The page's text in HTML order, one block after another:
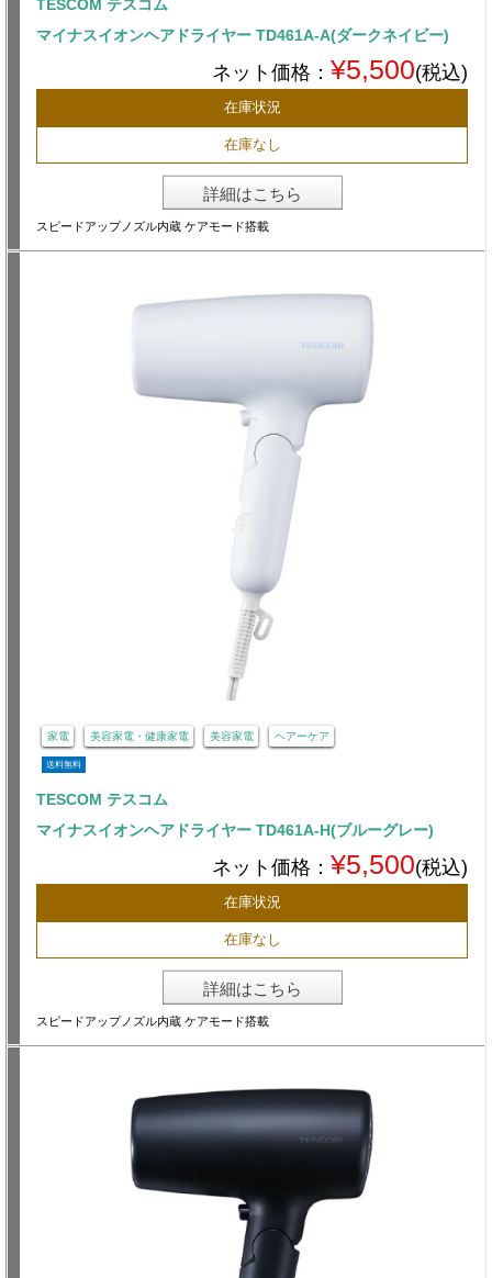
TESCOM テスコム
マイナスイオンヘアドライヤー TD461A-A(ダークネイビー)
ネット価格： ¥5,500(税込)
在庫状況
在庫なし
詳細はこちら
スピードアップノズル内蔵 ケアモード搭載
家電 美容家電・健康家電 美容家電 ヘアーケア
送料無料
TESCOM テスコム
マイナスイオンヘアドライヤー TD461A-H(ブルーグレー)
ネット価格： ¥5,500(税込)
在庫状況
在庫なし
詳細はこちら
スピードアップノズル内蔵 ケアモード搭載